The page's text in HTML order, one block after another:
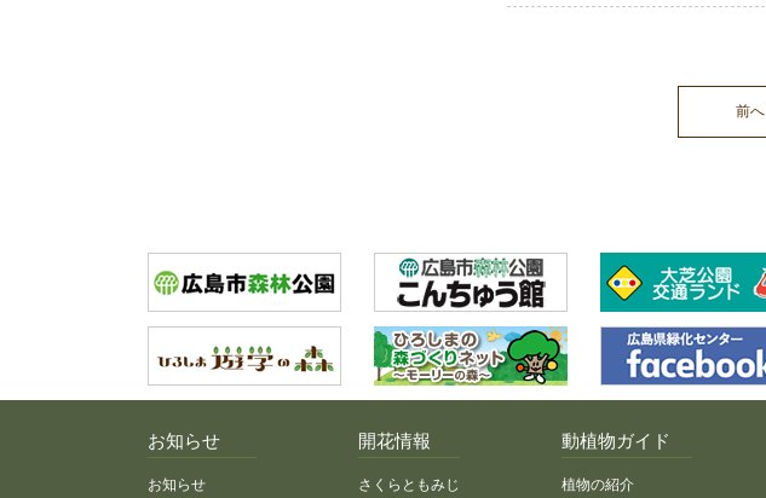
前へ
お知らせ
お知らせ
開花情報
さくらともみじ
動植物ガイド
植物の紹介